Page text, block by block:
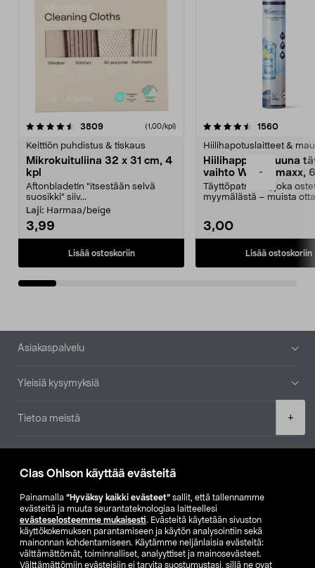
Clas Ohlson käyttää evästeitä
Painamalla ”Hyväksy kaikki evästeet” sallit, että tallennamme
evästeitä ja muuta seurantateknologiaa laitteellesi
evästeselosteemme mukaisesti. Evästeitä käytetään sivuston
käyttökokemuksen parantamiseen ja käytön analysointiin sekä
mainonnan kohdentamiseen. Käytämme neljänlaisia evästeitä:
välttämättömät, toiminnalliset, analyyttiset ja mainosevästeet.
Välttämättömiin evästeisiin ei tarvita suostumustasi, sillä ne ovat
-
+
3809arvostelut (1,00/kpl)
Keittiön puhdistus & tiskaus
Mikrokuituliina 32 x 31 cm, 4
kpl
Aftonbladetin "itsestään selvä
suosikki" siiv...
Laji: Harmaa/beige
3,99
Lisää ostoskoriin
4.5viidestä
1560
Hiilihapotuslaitteet &
Hiilihappopatruuna
vaihto Wassermaxx,
Täyttöpatruuna, joka
myymälästä – muista
3,00
Lisää ostoskoriin
4.5viidestä
Alatunniste
Asiakaspalvelu
Yleisiä kysymyksiä
Tietoa meistä
Etsi myymälä
SE NO FI